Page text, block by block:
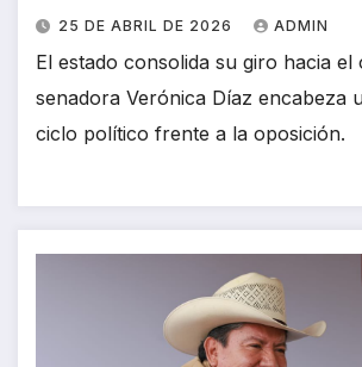
25 DE ABRIL DE 2026 ADMIN
El estado consolida su giro hacia el
senadora Verónica Díaz encabeza
ciclo político frente a la oposición.